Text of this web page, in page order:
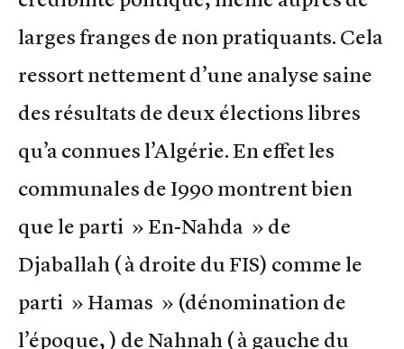
larges franges de non pratiquants. Cela
ressort nettement d’une analyse saine
des résultats de deux élections libres
qu’a connues l’Algérie. En effet les
communales de I990 montrent bien
que le parti » En-Nahda » de
Djaballah ( à droite du FIS) comme le
parti » Hamas » (dénomination de
l’époque, ) de Nahnah ( à gauche du